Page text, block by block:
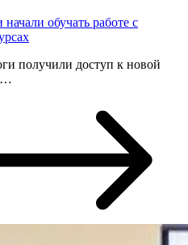
обучать работе с
получили доступ к новой